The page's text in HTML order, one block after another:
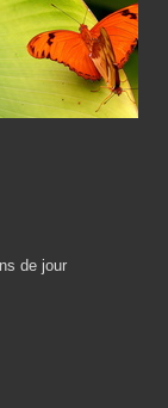
de jour